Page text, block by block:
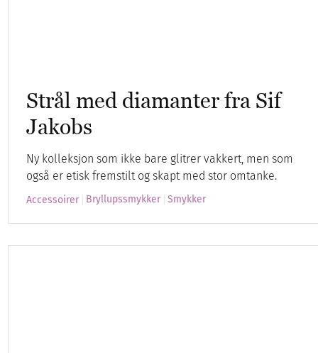
Strål med diamanter fra Sif
Jakobs
Ny kolleksjon som ikke bare glitrer vakkert, men som
også er etisk fremstilt og skapt med stor omtanke.
Accessoirer Bryllupssmykker Smykker